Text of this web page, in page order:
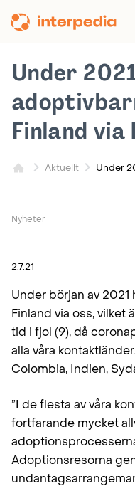
till
Aktuellt Under
Under
Finland
Nyheter
2.7.21
Under början av
Finland via oss, vilket
tid i fjol (9), då
alla våra
Colombia, Indien,
”I de flesta av våra
fortfarande mycket
Adoptionsresorna